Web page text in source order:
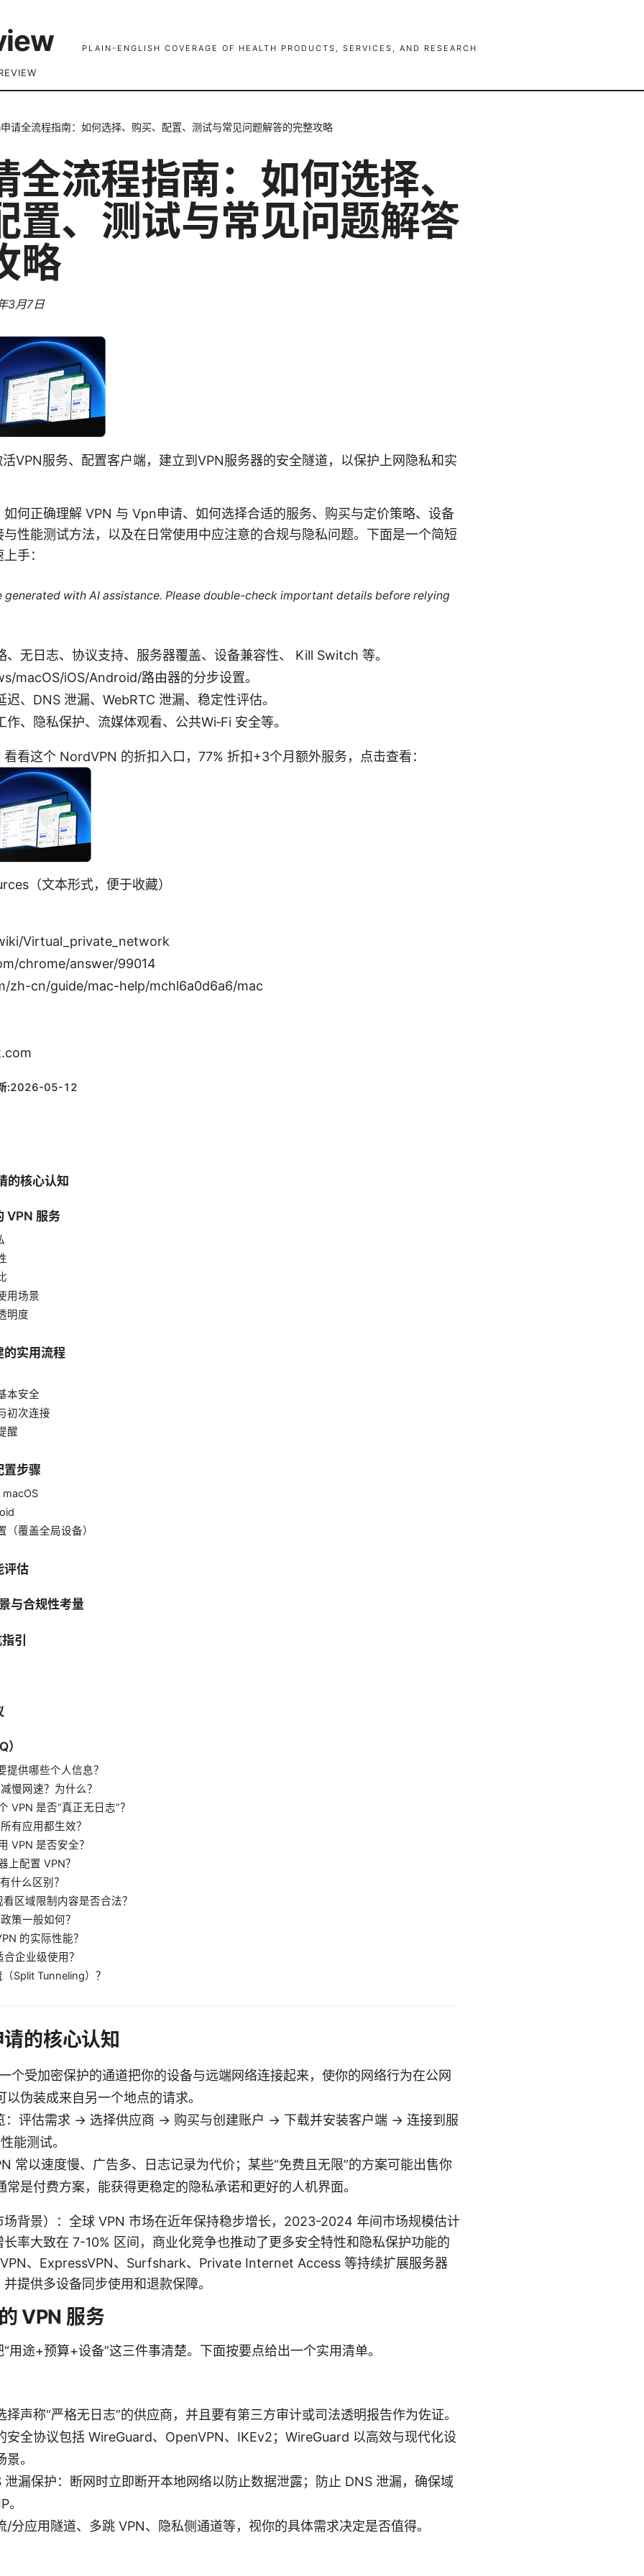
PLAIN-ENGLISH COVERAGE OF HEALTH PRODUCTS, SERVICES, AND RESEARCH
请全流程指南：如何选择、购买、配置、测试与常见问题解答的完整攻略
流程指南：如何选择、
置、测试与常见问题解答
略
3月7日
VPN服务、配置客户端，建立到VPN服务器的安全隧道，以保护上网隐私和实
何正确理解 VPN 与 Vpn申请、如何选择合适的服务、购买与定价策略、设备
性能测试方法，以及在日常使用中应注意的合规与隐私问题。下面是一个简短
手：
with AI assistance. Please double-check important details before relying
、无日志、协议支持、服务器覆盖、设备兼容性、 Kill Switch 等。
macOS/iOS/Android/路由器的分步设置。
、DNS 泄漏、WebRTC 泄漏、稳定性评估。
、隐私保护、流媒体观看、公共Wi‑Fi 安全等。
看这个 NordVPN 的折扣入口，77% 折扣+3个月额外服务，点击查看：
（文本形式，便于收藏）
Virtual_private_network
chrome/answer/99014
zh-cn/guide/mac-help/mchl6a0d6a6/mac
:2026-05-12
的核心认知
VPN 服务
用场景
明度
实用流程
本安全
初次连接
醒
置步骤
覆盖全局设备）
评估
与合规性考量
引
提供哪些个人信息？
慢网速？为什么？
VPN 是否“真正无日志”？
有应用都生效？
VPN 是否安全？
上配置 VPN？
什么区别？
区域限制内容是否合法？
策一般如何？
的实际性能？
企业级使用？
Split Tunneling）？
的核心认知
个受加密保护的通道把你的设备与远端网络连接起来，使你的网络行为在公网
伪装成来自另一个地点的请求。
：评估需求 → 选择供应商 → 购买与创建账户 → 下载并安装客户端 → 连接到服
能测试。
常以速度慢、广告多、日志记录为代价；某些“免费且无限”的方案可能出售你
常是付费方案，能获得更稳定的隐私承诺和更好的人机界面。
场背景）：全球 VPN 市场在近年保持稳步增长，2023-2024 年间市场规模估计
率大致在 7-10% 区间，商业化竞争也推动了更多安全特性和隐私保护功能的
、ExpressVPN、Surfshark、Private Internet Access 等持续扩展服务器
提供多设备同步使用和退款保障。
VPN 服务
用途+预算+设备”这三件事清楚。下面按要点给出一个实用清单。
声称“严格无日志”的供应商，并且要有第三方审计或司法透明报告作为佐证。
安全协议包括 WireGuard、OpenVPN、IKEv2；WireGuard 以高效与现代化设
。
漏保护：断网时立即断开本地网络以防止数据泄露；防止 DNS 泄漏，确保域
。
/分应用隧道、多跳 VPN、隐私侧通道等，视你的具体需求决定是否值得。